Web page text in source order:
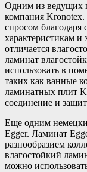
Одним из ведущих
компания Kronotex.
спросом
характеристикам и
отличается
ламинат
использовать в
таких как ванные
ламинатных плит
соединение и
Еще одним
Egger. Ламинат
разнообразием
влагостойкий
можно